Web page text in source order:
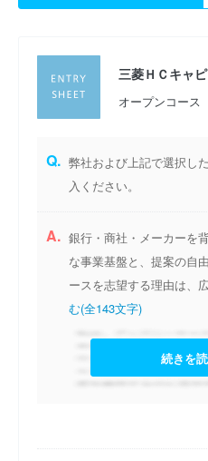
三菱ＨＣキャ
オープンコース
Q. 弊社および上記で選択し
入ください。
A. 銀行・商社・メーカーを
な事業基盤と、提案の自
ースを志望する理由は、
む(全143文字)
続きを